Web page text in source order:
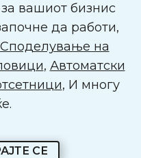
вашиот бизнис
да работи,
Споделување на
, Автоматски
, И многу
СЕ